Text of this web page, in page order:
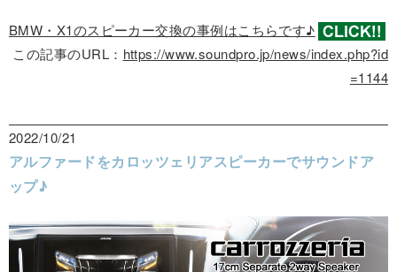
BMW・X1のスピーカー交換の事例はこちらです♪
この記事のURL： https://www.soundpro.jp/news/index.php?id
=1144
2022/10/21
アルファードをカロッツェリアスピーカーでサウンドア
ップ♪